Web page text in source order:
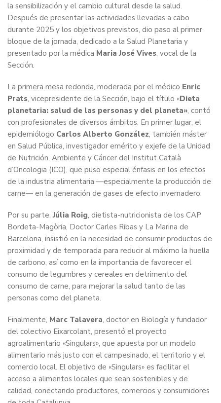
la sensibilización y el cambio cultural desde la salud.
Después de presentar las actividades llevadas a cabo
durante 2025 y los objetivos previstos, dio paso al primer
bloque de la jornada, dedicado a la Salud Planetaria y
presentado por la médica Maria José Vives, vocal de la
Sección.
La primera mesa redonda, moderada por el médico Enric
Prats, vicepresidente de la Sección, bajo el título «Dieta
planetaria: salud de las personas y del planeta», contó
con profesionales de diversos ámbitos. En primer lugar, el
epidemiólogo Carlos Alberto González, también máster
en Salud Pública, investigador emérito y exjefe de la Unidad
de Nutrición, Ambiente y Cáncer del Institut Català
d’Oncologia (ICO), que puso especial énfasis en los efectos
de la industria alimentaria —especialmente la producción de
carne— en la generación de gases de efecto invernadero.
Por su parte,Júlia Roig, dietista-nutricionista de los CAP
Bordeta-Magòria, Doctor Carles Ribas y La Marina de
Barcelona, insistió en la necesidad de consumir productos de
proximidad y de temporada para reducir al máximo la huella
de carbono, así como en la importancia de favorecer el
consumo de legumbres y cereales en detrimento del
consumo de carne, para mejorar la salud tanto de las
personas como del planeta.
Finalmente, Marc Talavera, doctor en Biología y fundador
del colectivo Eixarcolant, presentó el proyecto
agroalimentario «Singulars», que apuesta por un modelo
alimentario más justo con el campesinado, el territorio y el
comercio local. El objetivo de «Singulars» es facilitar el
acceso a alimentos locales que sean sostenibles y de
calidad, conectando productores, comercios y consumidores